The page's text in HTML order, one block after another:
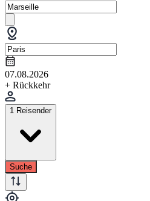
07.08.2026
+ Rückkehr
1 Reisender
Suche